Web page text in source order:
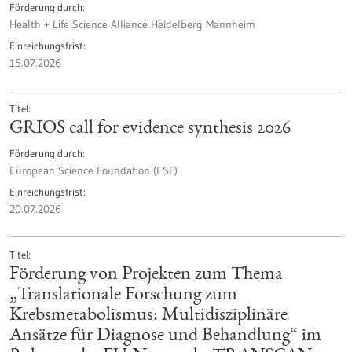
Förderung durch
Health + Life Science Alliance Heidelberg Mannheim
Einreichungsfrist
15.07.2026
Titel
GRIOS call for evidence synthesis 2026
Förderung durch
European Science Foundation (ESF)
Einreichungsfrist
20.07.2026
Titel
Förderung von Projekten zum Thema
„Translationale Forschung zum
Krebsmetabolismus: Multidisziplinäre
Ansätze für Diagnose und Behandlung“ im